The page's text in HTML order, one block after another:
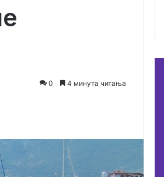
0 4 минута читања